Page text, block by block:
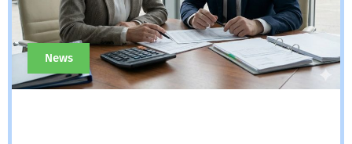
News